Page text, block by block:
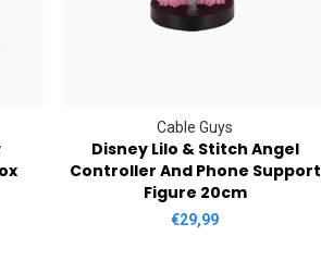
Cable Guys
Disney Lilo & Stitch Angel
Controller And Phone Support
Figure 20cm
€29,99